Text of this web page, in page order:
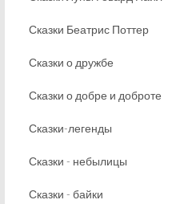
Сказки Беатрис Поттер
Сказки о дружбе
Сказки о добре и доброте
Сказки-легенды
Сказки - небылицы
Сказки - байки